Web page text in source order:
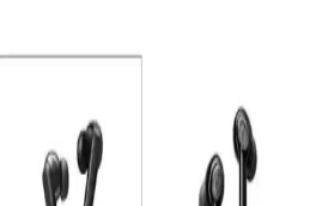
Kablosuz Kulaklıkta Uzun
pil ömrü ve hızlı şarj özellikleriyle öne
kullanımda yüksek dayanıklılık ve
yoğun kullanımda tercih edilir.